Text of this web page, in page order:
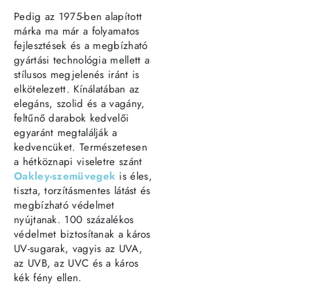
Pedig az 1975-ben alapított
márka ma már a folyamatos
fejlesztések és a megbízható
gyártási technológia mellett a
stílusos megjelenés iránt is
elkötelezett. Kínálatában az
elegáns, szolid és a vagány,
feltűnő darabok kedvelői
egyaránt megtalálják a
kedvencüket. Természetesen
a hétköznapi viseletre szánt
Oakley-szemüvegek is éles,
tiszta, torzításmentes látást és
megbízható védelmet
nyújtanak. 100 százalékos
védelmet biztosítanak a káros
UV-sugarak, vagyis az UVA,
az UVB, az UVC és a káros
kék fény ellen.